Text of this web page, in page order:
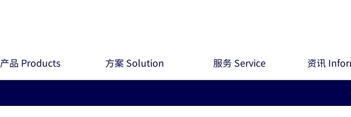
产品 Products 方案 Solution 服务 Service 资讯